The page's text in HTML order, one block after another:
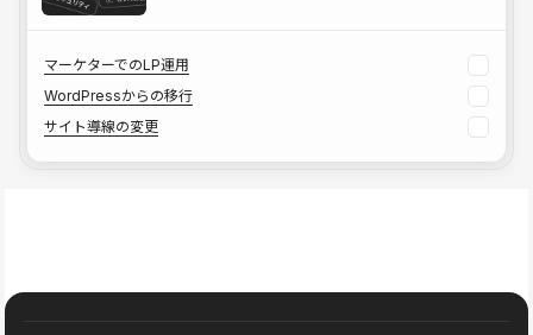
マーケターでのLP運用
WordPressからの移行
サイト導線の変更